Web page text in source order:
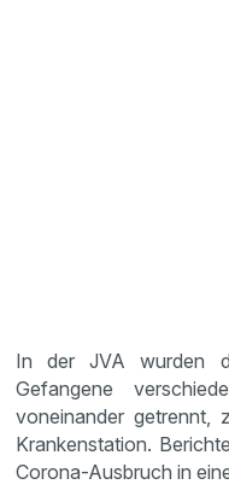
In der JVA wurden
Gefangene
voneinander
Krankenstation.
Corona-Ausbruch in